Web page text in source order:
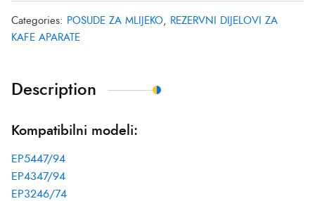
Categories: POSUDE ZA MLIJEKO, REZERVNI DIJELOVI ZA
KAFE APARATE
Description
Kompatibilni modeli:
EP5447/94
EP4347/94
EP3246/74